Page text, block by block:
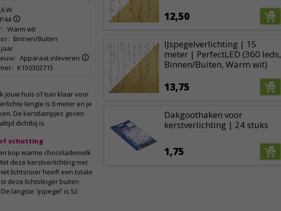
W
Warm wit
Binnen/Buiten
jaar
Apparaat inleveren
K150302715
jouw huis of tuin klaar voor
lengte is 6 meter en je
De kerstlampjes geven
dichtbij is.
schutting
kop warme chocolademelk
deze kerstverlichting met
lichtsnoer heeft een totale
deze lichtslinger buiten
langste 'ijspegel' is 52
12,50
IJspegelverlichting | 15
meter | PerfectLED (360 leds,
Binnen/Buiten, Warm wit)
13,75
Dakgoothaken voor
kerstverlichting | 24 stuks
1,75